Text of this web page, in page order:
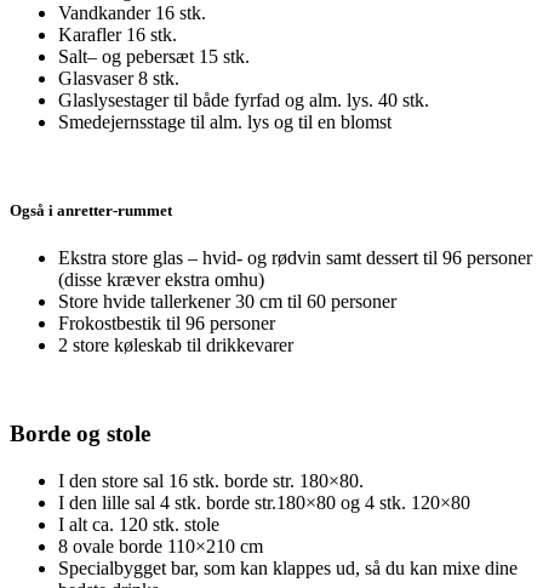
Vandkander 16 stk.
Karafler 16 stk.
Salt– og pebersæt 15 stk.
Glasvaser 8 stk.
Glaslysestager til både fyrfad og alm. lys. 40 stk.
Smedejernsstage til alm. lys og til en blomst
Også i anretter-rummet
Ekstra store glas – hvid- og rødvin samt dessert til 96 personer
(disse kræver ekstra omhu)
Store hvide tallerkener 30 cm til 60 personer
Frokostbestik til 96 personer
2 store køleskab til drikkevarer
Borde og stole
I den store sal 16 stk. borde str. 180×80.
I den lille sal 4 stk. borde str.180×80 og 4 stk. 120×80
I alt ca. 120 stk. stole
8 ovale borde 110×210 cm
Specialbygget bar, som kan klappes ud, så du kan mixe dine